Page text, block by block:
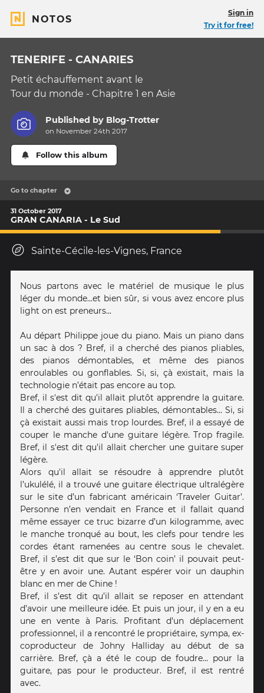
NOTOS
Sign in
Try it for free!
TENERIFE - CANARIES
Petit échauffement avant le
Tour du monde - Chapitre 1 en Asie
Published by Blog-Trotter
on November 24th 2017
Follow this album
Go to chapter
31 October 2017
GRAN CANARIA - Le Sud
Sainte-Cécile-les-Vignes, France
Nous partons avec le matériel de musique le plus
léger du monde...et bien sûr, si vous avez encore plus
light on est preneurs...
Au départ Philippe joue du piano. Mais un piano dans
un sac à dos ? Bref, il a cherché des pianos pliables,
des pianos démontables, et même des pianos
enroulables ou gonflables. Si, si, çà existait, mais la
technologie n’était pas encore au top.
Bref, il s'est dit qu'il allait plutôt apprendre la guitare.
Il a cherché des guitares pliables, démontables... Si, si
çà existait aussi mais trop lourdes. Bref, il a essayé de
couper le manche d'une guitare légère. Trop fragile.
Bref, il s'est dit qu'il allait chercher une guitare super
légère.
Alors qu'il allait se résoudre à apprendre plutôt
l’ukulélé, il a trouvé une guitare électrique ultralégère
sur le site d’un fabricant américain ‘Traveler Guitar’.
Personne n’en vendait en France et il fallait quand
même essayer ce truc bizarre d’un kilogramme, avec
le manche tronqué au bout, les clefs pour tendre les
cordes étant ramenées au centre sous le chevalet.
Bref, il s’est dit que sur le ‘Bon coin’ il pouvait peut-
être y en avoir une. Autant espérer voir un dauphin
blanc en mer de Chine !
Bref, il s’est dit qu’il allait se reposer en attendant
d’avoir une meilleure idée. Et puis un jour, il y en a eu
une en vente à Paris. Profitant d’un déplacement
professionnel, il a rencontré le propriétaire, sympa, ex-
coproducteur de Johny Halliday au début de sa
carrière. Bref, çà a été le coup de foudre... pour la
guitare, pas pour le producteur. Bref, il est rentré
avec.